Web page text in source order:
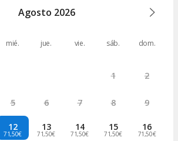
Agosto 2026
mié. jue. vie. sáb. dom.
1 2
5 6 7 8 9
12
71,50€
13
71,50€
14
71,50€
15
71,50€
16
71,50€